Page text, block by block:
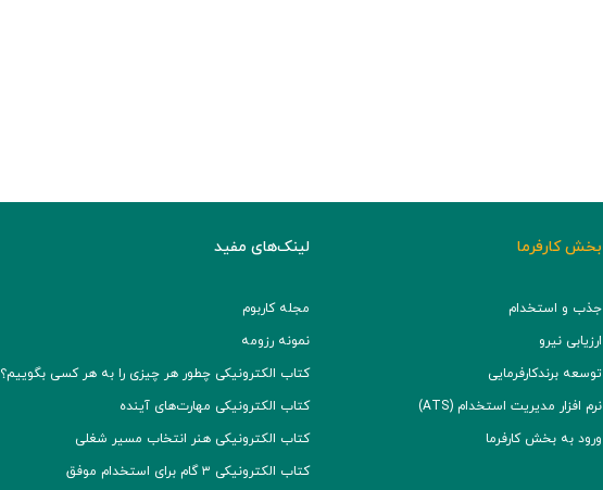
بخش کارفرما
جذب و استخدام
ارزیابی نیرو
توسعه برند‌کارفرمایی
نرم افزار مدیریت استخدام (ATS)
ورود به بخش کارفرما
لینک‌های مفید
مجله کاربوم
نمونه رزومه
کتاب الکترونیکی چطور هر چیزی را به هر کسی بگوییم؟
کتاب الکترونیکی مهارت‌های آینده
کتاب الکترونیکی هنر انتخاب مسیر شغلی
کتاب الکترونیکی ۳ گام برای استخدام موفق